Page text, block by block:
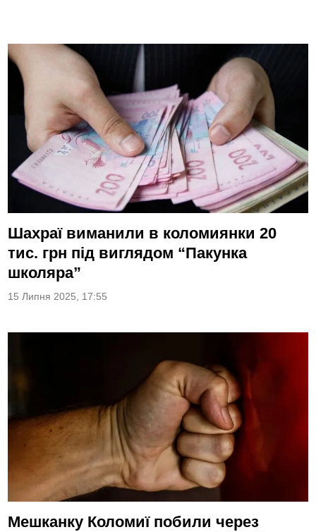
Шахраї виманили в коломиянки 20
тис. грн під виглядом “Пакунка
школяра”
15 Липня 2025, 17:55
Мешканку Коломиї побили через